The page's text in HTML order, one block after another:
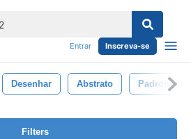
Entrar Inscreva-se
Desenhar Abstrato Padronizar
Filters